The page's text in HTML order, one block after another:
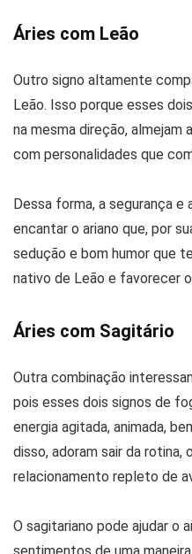
Áries com Leão
Outro signo altamente
Leão. Isso porque esses
na mesma direção, almejam
com personalidades que
Dessa forma, a segurança
encantar o ariano que, por
sedução e bom humor que
nativo de Leão e favorecer
Áries com Sagitário
Outra combinação
pois esses dois signos de
energia agitada, animada,
disso, adoram sair da rotina,
relacionamento repleto de
O sagitariano pode ajudar o
sentimentos de uma